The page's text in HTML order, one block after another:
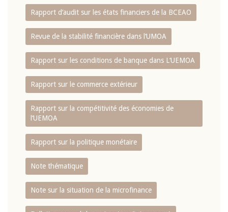
Rapport d‘audit sur les états financiers de la BCEAO
Revue de la stabilité financière dans l‘UMOA
Rapport sur les conditions de banque dans L‘UEMOA
Rapport sur le commerce extérieur
Rapport sur la compétitivité des économies de
l‘UEMOA
Rapport sur la politique monétaire
Note thématique
Note sur la situation de la microfinance